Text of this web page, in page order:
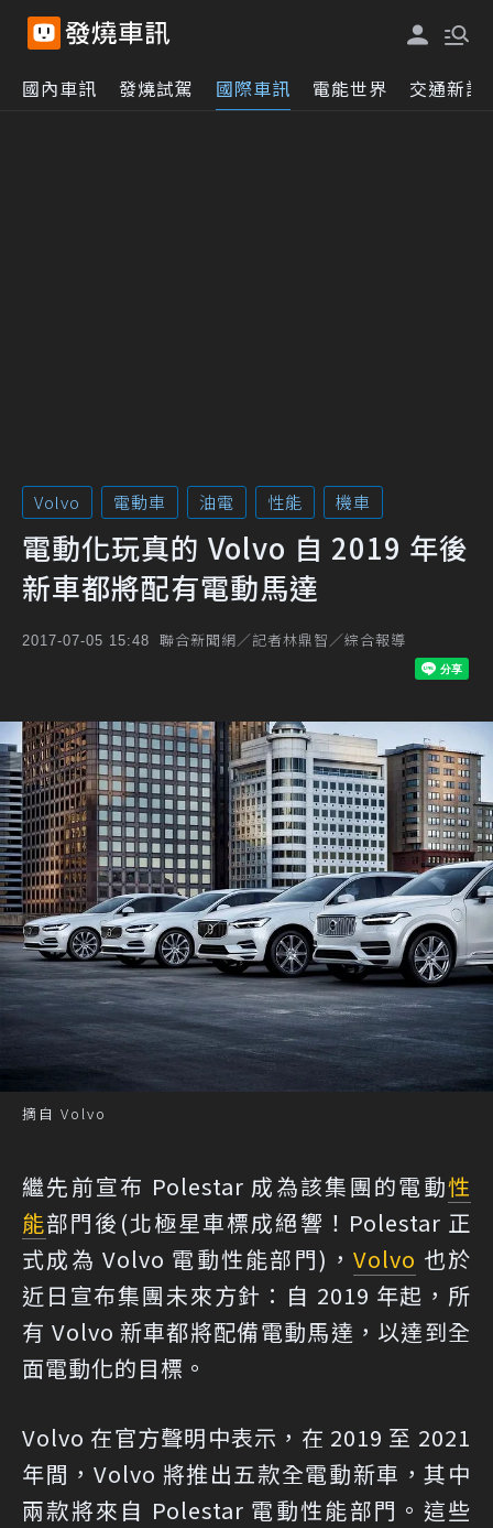
國內車訊 發燒試駕 國際車訊 電能世界 交通新訊
Volvo 電動車 油電 性能 機車
電動化玩真的 Volvo 自 2019 年後
新車都將配有電動馬達
2017-07-05 15:48 聯合新聞網／記者林鼎智／綜合報導
摘自 Volvo
繼先前宣布 Polestar 成為該集團的電動性
能部門後(北極星車標成絕響！Polestar 正
式成為 Volvo 電動性能部門)，Volvo 也於
近日宣布集團未來方針：自 2019 年起，所
有 Volvo 新車都將配備電動馬達，以達到全
面電動化的目標。
Volvo 在官方聲明中表示，在 2019 至 2021
年間，Volvo 將推出五款全電動新車，其中
兩款將來自 Polestar 電動性能部門。這些